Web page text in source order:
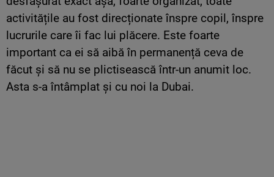
activitățile au fost direcționate înspre copil, înspre
lucrurile care îi fac lui plăcere. Este foarte
important ca ei să aibă în permanență ceva de
făcut și să nu se plictisească într-un anumit loc.
Asta s-a întâmplat și cu noi la Dubai.